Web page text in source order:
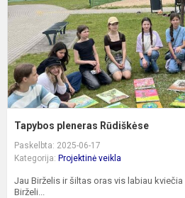
Tapybos pleneras Rūdiškėse
Paskelbta: 2025-06-17
Kategorija: Projektinė veikla
Jau Birželis ir šiltas oras vis labiau
Birželi...